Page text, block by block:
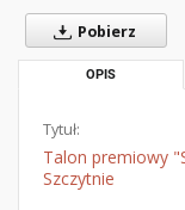
Pobierz
OPIS
Tytuł:
Talon premiowy
Szczytnie